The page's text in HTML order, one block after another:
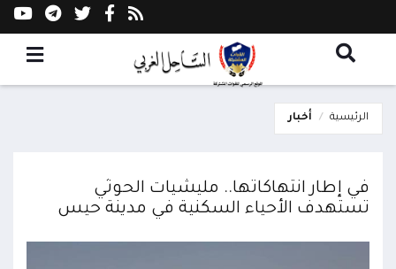
الرئيسية أخبار
في إطار انتهاكاتها.. مليشيات الحوثي
تستهدف الأحياء السكنية في مدينة حيس